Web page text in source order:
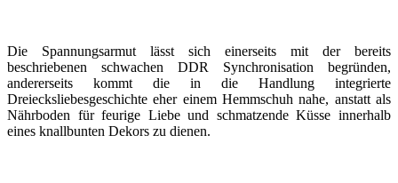
Die Spannungsarmut lässt sich einerseits mit der bereits
beschriebenen schwachen DDR Synchronisation begründen,
andererseits kommt die in die Handlung integrierte
Dreiecksliebesgeschichte eher einem Hemmschuh nahe, anstatt als
Nährboden für feurige Liebe und schmatzende Küsse innerhalb
eines knallbunten Dekors zu dienen.